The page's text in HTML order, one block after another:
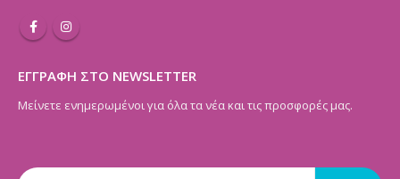
ΕΓΓΡΑΦΗ ΣΤΟ NEWSLETTER
Μείνετε ενημερωμένοι για όλα τα νέα και τις προσφορές μας.